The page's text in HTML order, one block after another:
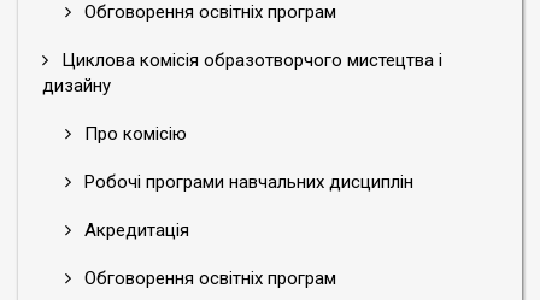
Обговорення освітніх програм
Циклова комісія образотворчого мистецтва і
дизайну
Про комісію
Робочі програми навчальних дисциплін
Акредитація
Обговорення освітніх програм